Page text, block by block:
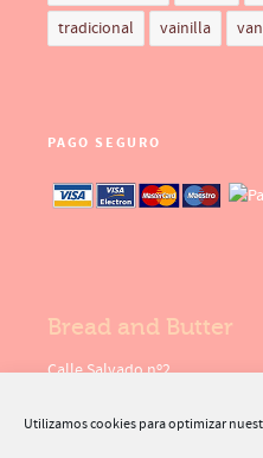
Utilizamos cookies para optimizar
tradicional
vainilla
PAGO SEGURO
Bread and Butter
Calle Salvado nº2
( Murcia )